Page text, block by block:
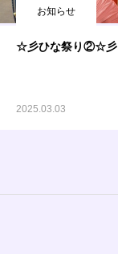
お知らせ
☆彡ひな祭り②☆彡
2025.03.03